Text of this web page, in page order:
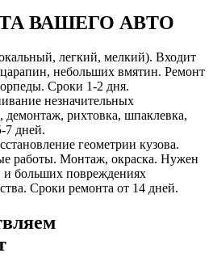
ВАШЕГО АВТО
легкий, мелкий). Входит
царапин, небольших вмятин. Ремонт
Сроки 1-2 дня.
незначительных
демонтаж, рихтовка, шпаклевка,
7 дней.
геометрии кузова.
работы. Монтаж, окраска. Нужен
больших повреждениях
Сроки ремонта от 14 дней.